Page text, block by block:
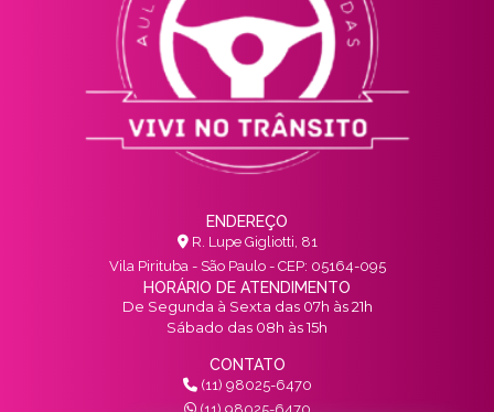
ENDEREÇO
R. Lupe Gigliotti, 81
Vila Pirituba - São Paulo - CEP: 05164-095
HORÁRIO DE ATENDIMENTO
De Segunda à Sexta das 07h às 21h
Sábado das 08h às 15h
CONTATO
(11) 98025-6470